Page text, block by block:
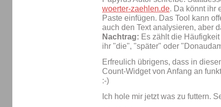
woerter-zaehlen.de. Da könnt ihr
Paste einfügen. Das Tool kann
auch den Text analysieren, aber
Nachtrag: Es zählt die
ihr "die", "später" oder
Erfreulich übrigens, dass in
Count-Widget von Anfang an
:-)
Ich hole mir jetzt was zu futtern.